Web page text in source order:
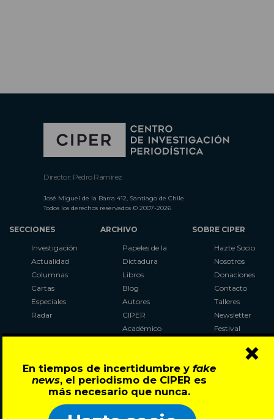
En tiempos de incertidumbre y fake
news, el periodismo de CIPER es
más necesario que nunca.
×
Director: Pedro Ramírez
José Miguel de la Barra 412, Santiago de Chile
Todos los derechos reservados © 2007-2026
SECCIONES
Investigación
Actualidad
Columnas
Cartas
Especiales
Radar
ARCHIVO
Papeles de la
Dictadura
Libros
Blog
Autores
CIPER
Académico
Al Plebiscito
con CIPER
SOBRE CIPER
Hazte Socio
Nosotros
Donaciones
Contacto
Talleres
Newsletter
Festival